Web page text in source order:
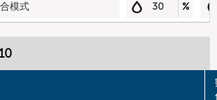
模式 30 %